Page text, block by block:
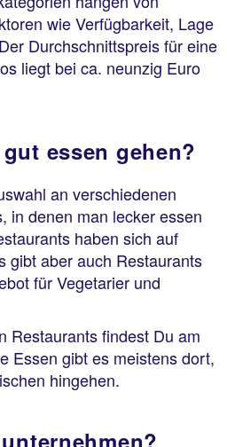
wie Verfügbarkeit, Lage
Durchschnittspreis für eine
liegt bei ca. neunzig Euro
essen gehen?
an verschiedenen
in denen man lecker essen
haben sich auf
gibt aber auch Restaurants
für Vegetarier und
Restaurants findest Du am
Essen gibt es meistens dort,
hingehen.